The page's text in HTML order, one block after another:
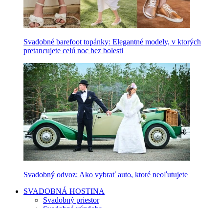
Svadobné barefoot topánky: Elegantné modely, v ktorých
pretancujete celú noc bez bolesti
Svadobný odvoz: Ako vybrať auto, ktoré neoľutujete
SVADOBNÁ HOSTINA
Svadobný priestor